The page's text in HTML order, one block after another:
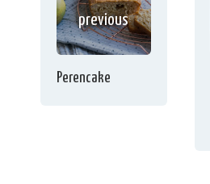
previous
Perencake